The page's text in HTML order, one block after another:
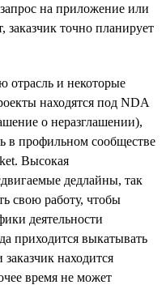
на приложение или
точно планирует
отрасль и некоторые
находятся под NDA
о неразглашении),
в профильном сообществе
Высокая
дедлайны, так
свою работу, чтобы
деятельности
приходится выкатывать
находится
время не может